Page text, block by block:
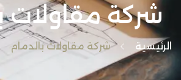
شركة مقاولات
الرئيسية شركة مقاولات بالدمام